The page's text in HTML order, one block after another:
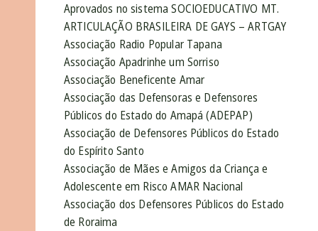
Aprovados no sistema SOCIOEDUCATIVO MT.
ARTICULAÇÃO BRASILEIRA DE GAYS – ARTGAY
Associação Radio Popular Tapana
Associação Apadrinhe um Sorriso
Associação Beneficente Amar
Associação das Defensoras e Defensores
Públicos do Estado do Amapá (ADEPAP)
Associação de Defensores Públicos do Estado
do Espírito Santo
Associação de Mães e Amigos da Criança e
Adolescente em Risco AMAR Nacional
Associação dos Defensores Públicos do Estado
de Roraima